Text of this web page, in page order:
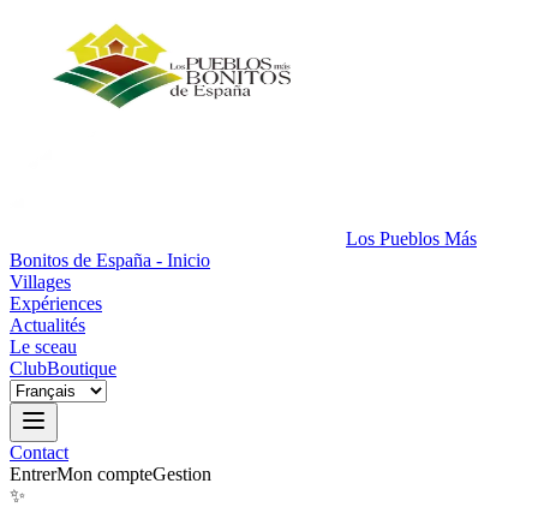
Los Pueblos Más
Bonitos de España - Inicio
Villages
Expériences
Actualités
Le sceau
ClubBoutique
Contact
EntrerMon compteGestion
✨